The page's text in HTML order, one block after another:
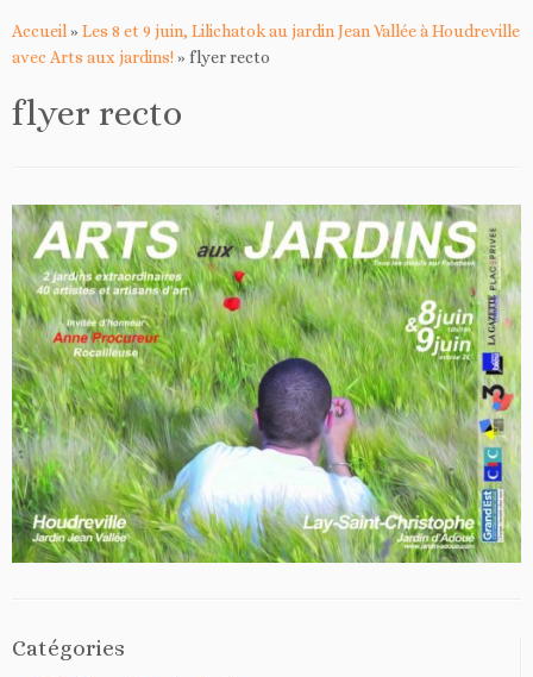
Accueil » Les 8 et 9 juin, Lilichatok au jardin Jean Vallée à Houdreville
avec Arts aux jardins! » flyer recto
flyer recto
Catégories